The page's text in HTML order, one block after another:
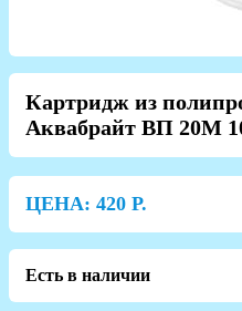
Картридж из
Аквабрайт ВП 20М
ЦЕНА: 420 Р.
Есть в наличии